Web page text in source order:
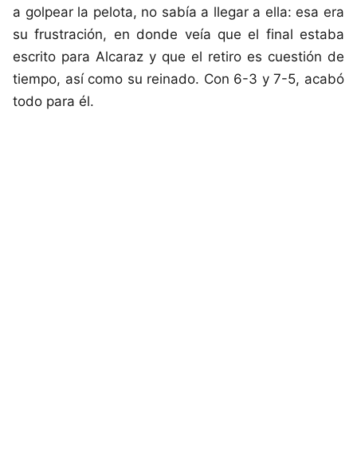
a golpear la pelota, no sabía a llegar a ella: esa era
su frustración, en donde veía que el final estaba
escrito para Alcaraz y que el retiro es cuestión de
tiempo, así como su reinado. Con 6-3 y 7-5, acabó
todo para él.